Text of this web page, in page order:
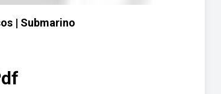
| Submarino